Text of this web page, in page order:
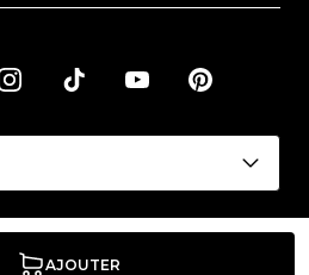
AJOUTER
Liens sociaux
GroupsTikTok YouTubePinterest